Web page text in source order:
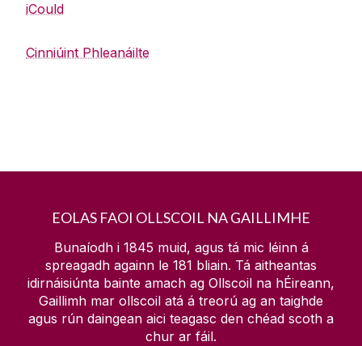
iCould
Cinniúint Phleanáilte
EOLAS FAOI OLLSCOIL NA GAILLIMHE
Bunaíodh i 1845 muid, agus tá mic léinn á
spreagadh againn le 181 bliain. Tá aitheantas
idirnáisiúnta bainte amach ag Ollscoil na hÉireann,
Gaillimh mar ollscoil atá á treorú ag an taighde
agus rún daingean aici teagasc den chéad scoth a
chur ar fáil.